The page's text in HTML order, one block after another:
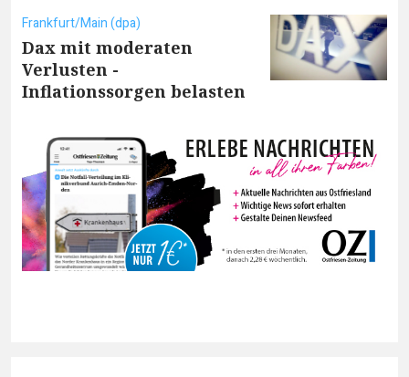
Frankfurt/Main (dpa)
Dax mit moderaten
Verlusten -
Inflationssorgen belasten